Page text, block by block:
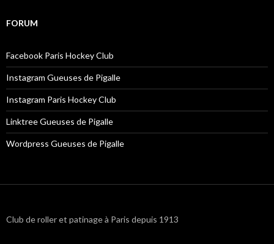
FORUM
Facebook Paris Hockey Club
Instagram Gueuses de Pigalle
Instagram Paris Hockey Club
Linktree Gueuses de Pigalle
Wordpress Gueuses de Pigalle
Club de roller et patinage à Paris depuis 1913